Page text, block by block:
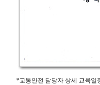
*교통안전 담당자 상세 교육일